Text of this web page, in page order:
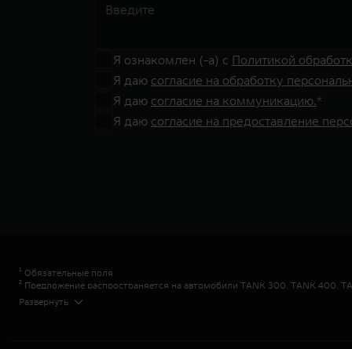
Я ознакомлен (-а) с Политикой
Я даю согласие на обработку
Я даю согласие на коммуникацию.
Я даю согласие на предоставление
¹ Обязательные поля
² Предложение распространяется на автомобили TANK 300, TANK 400,
программы «TANK Кредит» валюта кредита – рубли РФ; сумма кредита -
Диапазон Полной стоимости кредита в % годовых составляет от 2,778%
Развернуть